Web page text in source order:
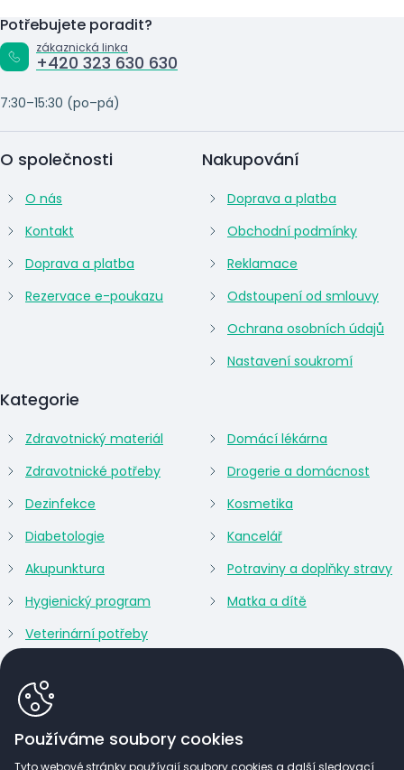
Používáme soubory cookies
Tyto webové stránky používají soubory cookies a další sledovací
Potřebujete poradit?
zákaznická linka
+420 323 630 630
7:30–15:30 (po–pá)
O společnosti
O nás
Kontakt
Doprava a platba
Rezervace e-poukazu
Kategorie
Zdravotnický materiál
Zdravotnické potřeby
Dezinfekce
Diabetologie
Akupunktura
Hygienický program
Veterinární potřeby
Domácí lékárna
Drogerie a domácnost
Kosmetika
Kancelář
Potraviny a doplňky stravy
Matka a dítě
Nakupování
Doprava a platba
Obchodní podmínky
Reklamace
Odstoupení od smlouvy
Ochrana osobních údajů
Nastavení soukromí